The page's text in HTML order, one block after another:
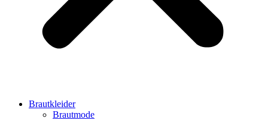
Brautkleider
Brautmode